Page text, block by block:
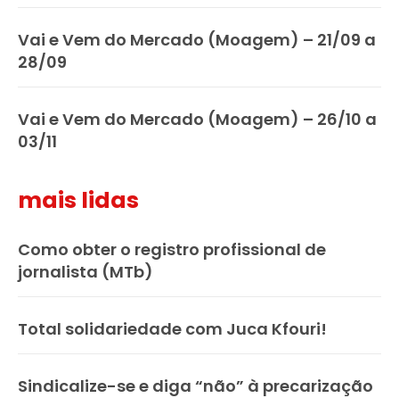
Vai e Vem do Mercado (Moagem) – 21/09 a
28/09
Vai e Vem do Mercado (Moagem) – 26/10 a
03/11
mais lidas
Como obter o registro profissional de
jornalista (MTb)
Total solidariedade com Juca Kfouri!
Sindicalize-se e diga “não” à precarização